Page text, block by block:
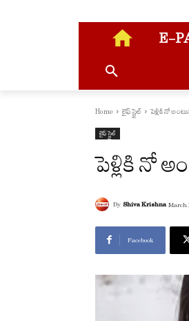
E-
Home లైఫ్ స్టైల్ పెళ్లికి నో
లైఫ్ స్టైల్
పెళ్లికి నో
By Shiva Krishna March
Facebook